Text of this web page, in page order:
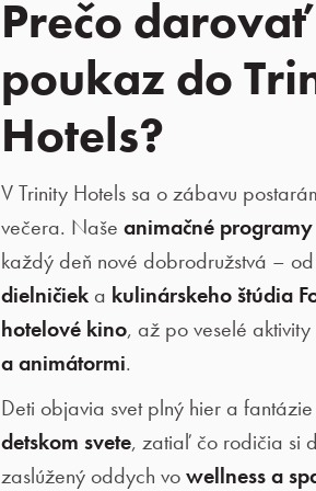
Prečo darovať
poukaz do
Hotels?
V Trinity Hotels sa o zábavu
večera. Naše animačné programy
každý deň nové dobrodružstvá –
dielničiek a kulinárskeho štúdia
hotelové kino, až po veselé
a animátormi.
Deti objavia svet plný hier a
detskom svete, zatiaľ čo rodičia si
zaslúžený oddych vo wellness a